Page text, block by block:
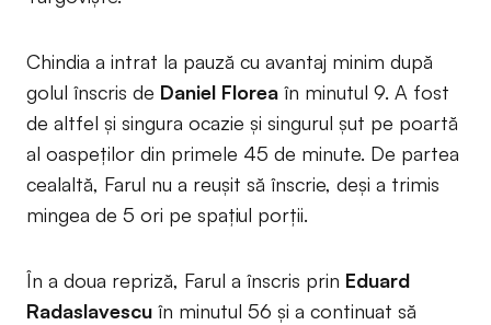
Chindia a intrat la pauză cu avantaj minim după
golul înscris de Daniel Florea în minutul 9. A fost
de altfel și singura ocazie și singurul șut pe poartă
al oaspeților din primele 45 de minute. De partea
cealaltă, Farul nu a reușit să înscrie, deși a trimis
mingea de 5 ori pe spațiul porții.
În a doua repriză, Farul a înscris prin Eduard
Radaslavescu în minutul 56 și a continuat să